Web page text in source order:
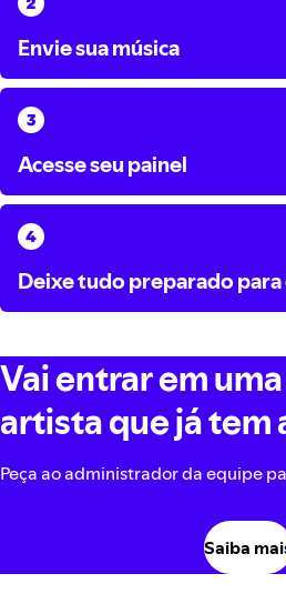
Envie sua música
Envie sua música
Acesse seu painel
Acesse seu painel
Deixe tudo preparado
Deixe tudo preparado
Vai entrar em
artista que já tem
Peça ao administrador da equipe
Saiba